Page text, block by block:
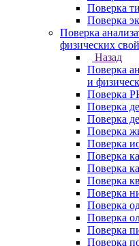
Поверка
Поверка
Поверка
физических
Назад
Поверка
и
Поверка
Поверка
Поверка
Поверка
Поверка
Поверка
Поверка
Поверка
Поверка
Поверка
Поверка
Поверка
Поверка